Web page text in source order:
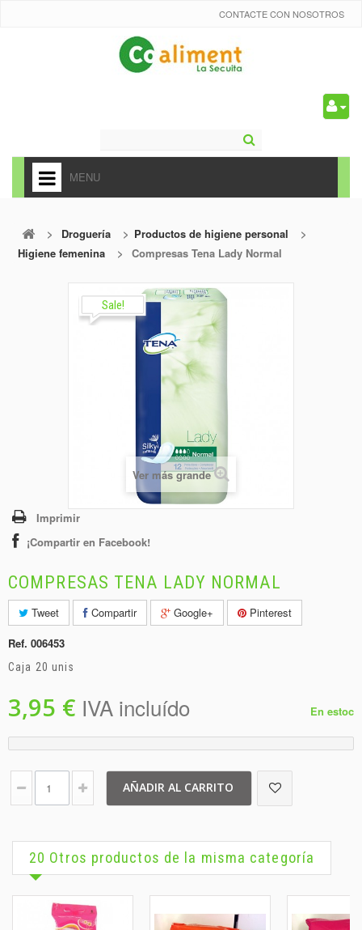
CONTACTE CON NOSOTROS
MENU
ALIMENTACIÓN
CARNICERÍA Y CHARCUTERÍA
> Droguería > Productos de higiene personal
>
Higiene femenina
> Compresas Tena Lady Normal
Sale!
Ver más grande
Imprimir
¡Compartir en Facebook!
COMPRESAS TENA LADY NORMAL
Tweet Compartir Google+
Pinterest
Ref. 006453
Caja 20 unis
3,95 € IVA incluído En estoc
AÑADIR AL CARRITO
20 Otros productos de la misma categoría